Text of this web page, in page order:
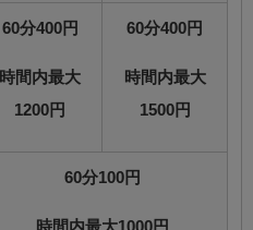
60分400円
時間内最大
1200円
60分400円
時間内最大
1500円
60分100円
時間内最大1000円